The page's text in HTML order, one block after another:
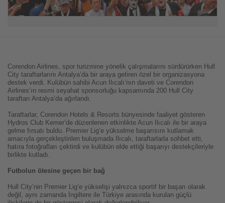
Corendon Airlines, spor turizmine yönelik çalışmalarını sürdürürken Hull
City taraftarlarını Antalya’da bir araya getiren özel bir organizasyona
destek verdi. Kulübün sahibi Acun Ilıcalı’nın daveti ve Corendon
Airlines’ın resmi seyahat sponsorluğu kapsamında 200 Hull City
taraftarı Antalya’da ağırlandı.
Taraftarlar, Corendon Hotels & Resorts bünyesinde faaliyet gösteren
Hydros Club Kemer’de düzenlenen etkinlikte Acun Ilıcalı ile bir araya
gelme fırsatı buldu. Premier Lig’e yükselme başarısını kutlamak
amacıyla gerçekleştirilen buluşmada Ilıcalı, taraftarlarla sohbet etti,
hatıra fotoğrafları çektirdi ve kulübün elde ettiği başarıyı destekçileriyle
birlikte kutladı.
Futbolun ötesine geçen bir bağ
Hull City’nin Premier Lig’e yükselişi yalnızca sportif bir başarı olarak
değil, aynı zamanda İngiltere ile Türkiye arasında kurulan güçlü